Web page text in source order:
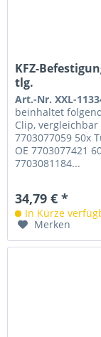
KFZ-
tlg.
Art.-Nr. XXL-
beinhaltet
Clip, vergleichbar
7703077059 50x
OE 7703077421
7703081184...
34,79 € *
In Kürze
Merken